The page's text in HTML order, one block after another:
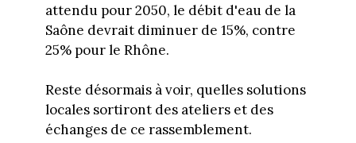
attendu pour 2050, le débit d'eau de la
Saône devrait diminuer de 15%, contre
25% pour le Rhône.
Reste désormais à voir, quelles solutions
locales sortiront des ateliers et des
échanges de ce rassemblement.